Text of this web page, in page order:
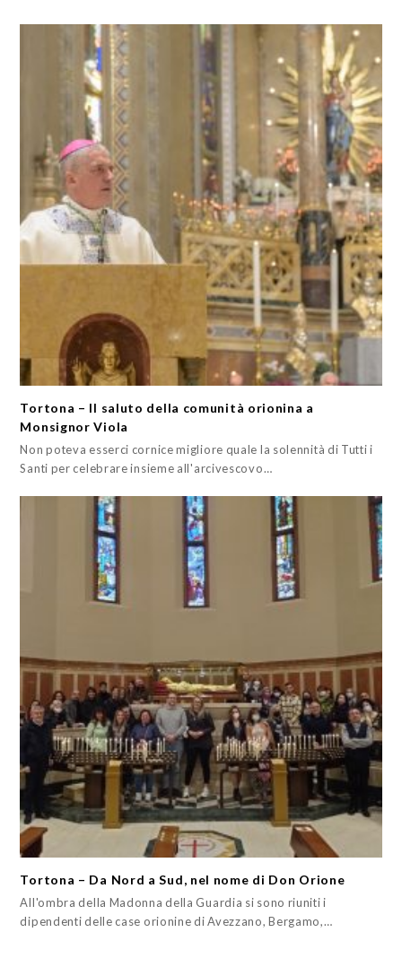
Tortona – Il saluto della comunità orionina a
Monsignor Viola
Non poteva esserci cornice migliore quale la solennità di Tutti i
Santi per celebrare insieme all'arcivescovo…
Tortona – Da Nord a Sud, nel nome di Don Orione
All'ombra della Madonna della Guardia si sono riuniti i
dipendenti delle case orionine di Avezzano, Bergamo,…